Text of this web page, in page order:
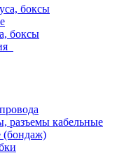
боксы
боксы
разъемы кабельные